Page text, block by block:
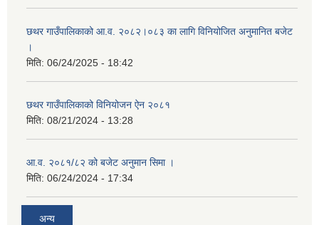
छथर गाउँपालिकाको आ.व. २०८२।०८३ का लागि विनियोजित अनुमानित बजेट
।
मिति: 06/24/2025 - 18:42
छथर गाउँपालिकाको विनियोजन ऐन २०८१
मिति: 08/21/2024 - 13:28
आ.व. २०८१/८२ को बजेट अनुमान सिमा ।
मिति: 06/24/2024 - 17:34
अन्य